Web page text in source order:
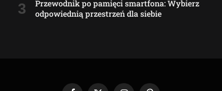
Przewodnik po pamięci smartfona: Wybierz
odpowiednią przestrzeń dla siebie